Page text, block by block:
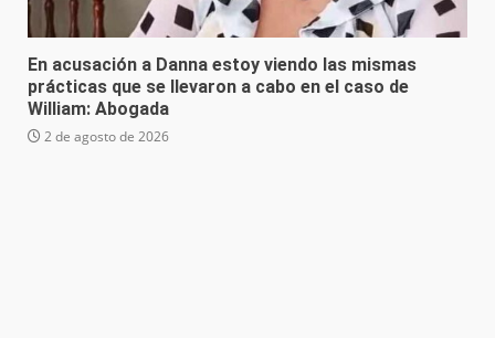
En acusación a Danna estoy viendo las mismas
prácticas que se llevaron a cabo en el caso de
William: Abogada
2 de agosto de 2026